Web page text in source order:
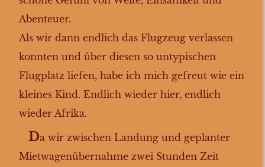
Katima Mulilo
Kasane
Victoriafälle
in den Chobe
Linyanti
Savuti Tag 1
nach 3rd Bridge
Maun
Abenteuer.
Als wir dann endlich das Flugzeug verlassen
konnten und über diesen so untypischen
Flugplatz liefen, habe ich mich gefreut wie ein
kleines Kind. Endlich wieder hier, endlich
wieder Afrika.
Da wir zwischen Landung und geplanter
Mietwagenübernahme zwei Stunden Zeit